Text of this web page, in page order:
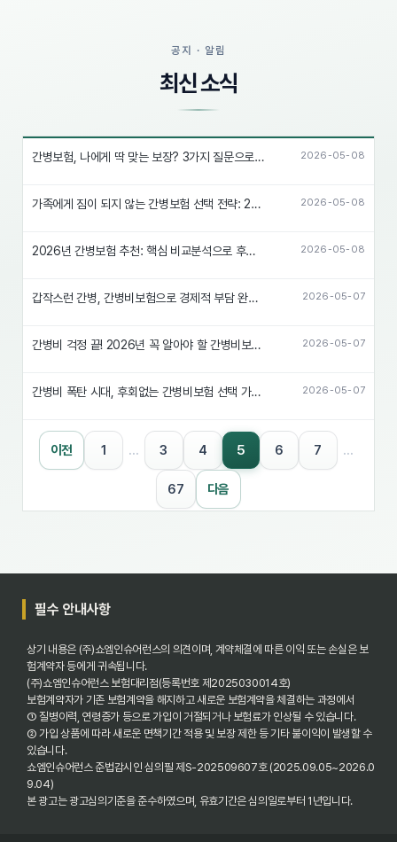
공지 · 알림
최신 소식
2026-05-08
간병보험, 나에게 딱 맞는 보장? 3가지 질문으로 완벽 해결!
2026-05-08
가족에게 짐이 되지 않는 간병보험 선택 전략: 2026년 대비 필수!
2026-05-08
2026년 간병보험 추천: 핵심 비교분석으로 후회없는 선택!
2026-05-07
갑작스런 간병, 간병비보험으로 경제적 부담 완화하는 꿀팁
2026-05-07
간병비 걱정 끝! 2026년 꼭 알아야 할 간병비보험 비교분석
2026-05-07
간병비 폭탄 시대, 후회없는 간병비보험 선택 가이드
이전 1 … 3 4 5 6 7 …
67 다음
필수 안내사항
상기 내용은 (주)쇼엠인슈어런스의 의견이며, 계약체결에 따른 이익 또는 손실은 보
험계약자 등에게 귀속됩니다.
(주)쇼엠인슈어런스 보험대리점(등록번호 제2025030014호)
보험계약자가 기존 보험계약을 해지하고 새로운 보험계약을 체결하는 과정에서
① 질병이력, 연령증가 등으로 가입이 거절되거나 보험료가 인상될 수 있습니다.
② 가입 상품에 따라 새로운 면책기간 적용 및 보장 제한 등 기타 불이익이 발생할 수
있습니다.
쇼엠인슈어런스 준법감시인 심의필 제S-202509607호 (2025.09.05~2026.0
9.04)
본 광고는 광고심의기준을 준수하였으며, 유효기간은 심의일로부터 1년입니다.